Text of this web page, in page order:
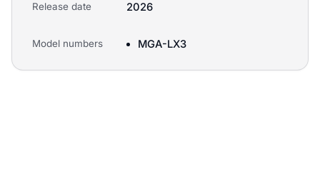
Release date 2026
Model numbers MGA-LX3